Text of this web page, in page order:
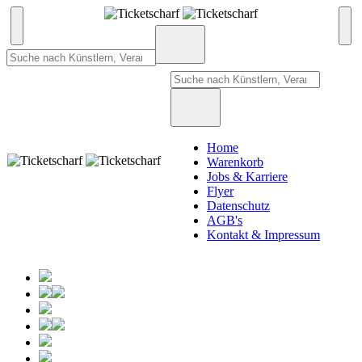
Home
Warenkorb
Jobs & Karriere
Flyer
Datenschutz
AGB's
Kontakt & Impressum